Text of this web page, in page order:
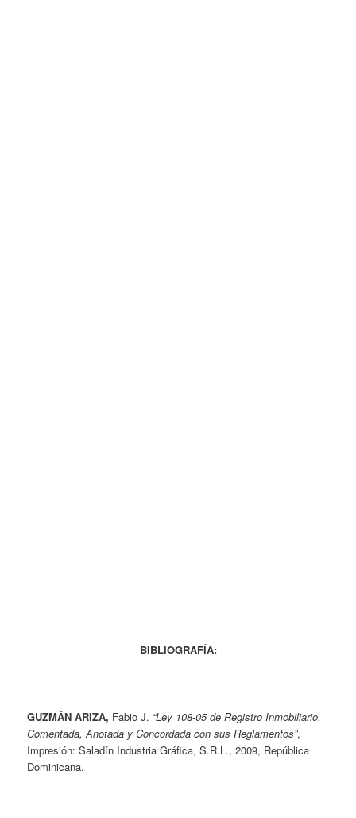
BIBLIOGRAFÍA:
GUZMÁN ARIZA, Fabio J. “Ley 108-05 de Registro Inmobiliario.
Comentada, Anotada y Concordada con sus Reglamentos”,
Impresión: Saladín Industria Gráfica, S.R.L., 2009, República
Dominicana.